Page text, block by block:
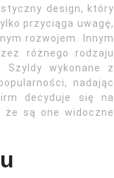
design, który
przyciąga uwagę,
rozwojem. Innym
różnego rodzaju
wykonane z
nadając
decyduje się na
że są one widoczne